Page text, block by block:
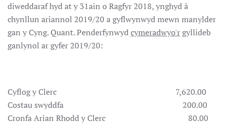
diweddaraf hyd at y 31ain o Ragfyr 2018, ynghyd â
chynllun ariannol 2019/20 a gyflwynwyd mewn manylder
gan y Cyng. Quant. Penderfynwydcymeradwyo'rgyllideb
ganlynol ar gyfer 2019/20:
Cyflog y Clerc 7,620.00
Costau swyddfa 200.00
Cronfa Arian Rhodd y Clerc 80.00